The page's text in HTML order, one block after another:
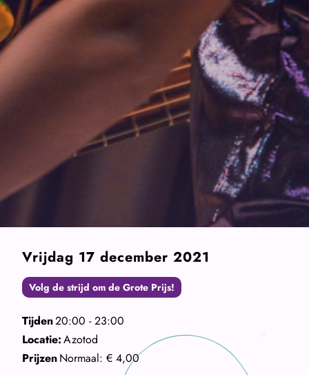
Vrijdag 17 december 2021
Volg de strijd om de Grote Prijs!
Tijden20:00 - 23:00
Locatie:Azotod
PrijzenNormaal: € 4,00